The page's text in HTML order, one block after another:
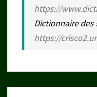
https://
Dictionnaire des
https://